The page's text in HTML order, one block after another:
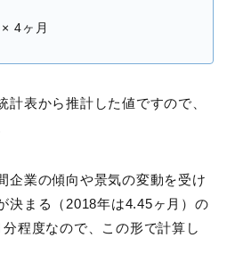
4ヶ月
計表から推計した値ですので、
企業の傾向や景気の変動を受け
決まる（2018年は4.45ヶ月）の
程度なので、この形で計算し